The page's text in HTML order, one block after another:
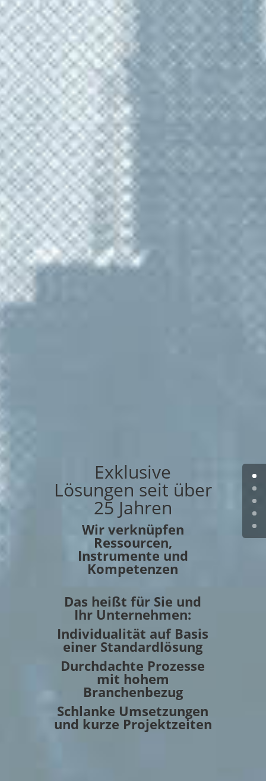
Exklusive
Lösungen seit über
25 Jahren
Wir verknüpfen
Ressourcen,
Instrumente und
Kompetenzen
Das heißt für Sie und
Ihr Unternehmen:
Individualität auf Basis
einer Standardlösung
Durchdachte Prozesse
mit hohem
Branchenbezug
Schlanke Umsetzungen
und kurze Projektzeiten